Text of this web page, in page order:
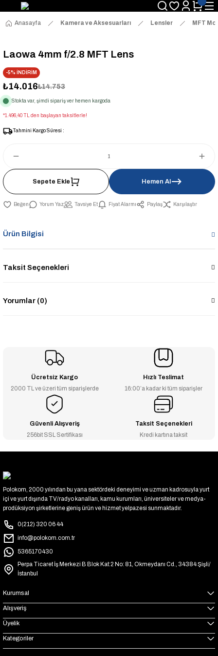
Anasayfa Kamera ve Aksesuarları Lensler MFT
Laowa 4mm f/2.8 MFT Lens
-5% İNDİRİM
₺14.016₺14.753
Stokta var, şimdi sipariş ver hemen kargoda
*1.496,40 TL den başlayan taksitlerle!
Tahmini Kargo Süresi :
Sepete Ekle Hemen Al
Yorum Yaz Tavsiye Et Fiyat Alarmı Paylaş Karşılaştır
Ürün Bilgisi
Taksit Seçenekleri
Yorumlar (0)
Ücretsiz Kargo
2000 TL ve üzeri tüm siparişlerde
Hızlı Teslimat
16:00’a kadar ki tüm siparişler
Güvenli Alışveriş
256bit SSL Sertifikası
Taksit Seçenekleri
Kredi kartına taksit
Polokom, 2000 yılından bu yana sektördeki deneyimi ve uzman kadrosuyla yurt
içi ve yurt dışında TV/radyo kanalları, kamu kurumları, üniversiteler ve medya-
prodüksiyon şirketlerine geniş ürün ve hizmet yelpazesi sunmaktadır.
0(212) 320 06 44
info@polokom.com.tr
5365170430
Perpa Ticaret İş Merkezi B Blok Kat:2 No: 81, Okmeydanı Cd., 34384 Şişli/
İstanbul
Kurumsal
Alışveriş
Üyelik
Kategoriler